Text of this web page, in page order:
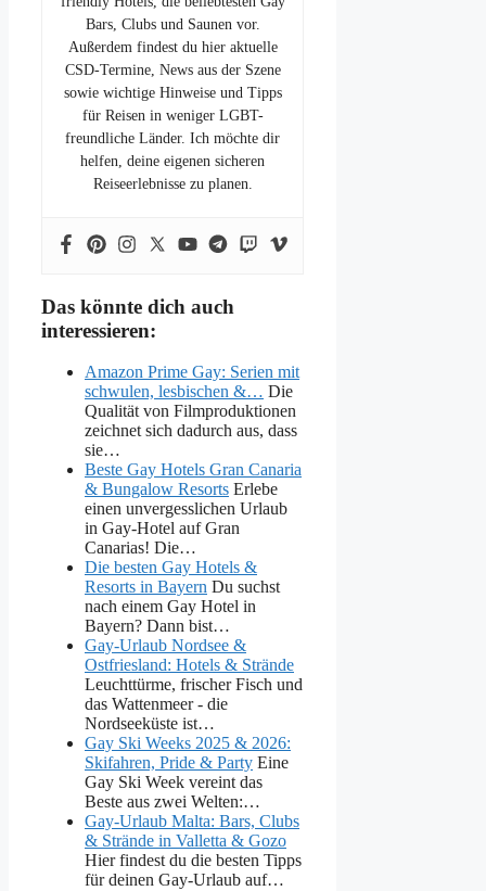
Bars, Clubs und Saunen vor.
Außerdem findest du hier aktuelle
CSD-Termine, News aus der Szene
sowie wichtige Hinweise und Tipps
für Reisen in weniger LGBT-
freundliche Länder. Ich möchte dir
helfen, deine eigenen sicheren
Reiseerlebnisse zu planen.
Das könnte dich auch
interessieren:
Amazon Prime Gay: Serien mit
schwulen, lesbischen &… Die
Qualität von Filmproduktionen
zeichnet sich dadurch aus, dass
sie…
Beste Gay Hotels Gran Canaria
& Bungalow Resorts Erlebe
einen unvergesslichen Urlaub
in Gay-Hotel auf Gran
Canarias! Die…
Die besten Gay Hotels &
Resorts in Bayern Du suchst
nach einem Gay Hotel in
Bayern? Dann bist…
Gay-Urlaub Nordsee &
Ostfriesland: Hotels & Strände
Leuchttürme, frischer Fisch und
das Wattenmeer - die
Nordseeküste ist…
Gay Ski Weeks 2025 & 2026:
Skifahren, Pride & Party Eine
Gay Ski Week vereint das
Beste aus zwei Welten:…
Gay-Urlaub Malta: Bars, Clubs
& Strände in Valletta & Gozo
Hier findest du die besten Tipps
für deinen Gay-Urlaub auf…